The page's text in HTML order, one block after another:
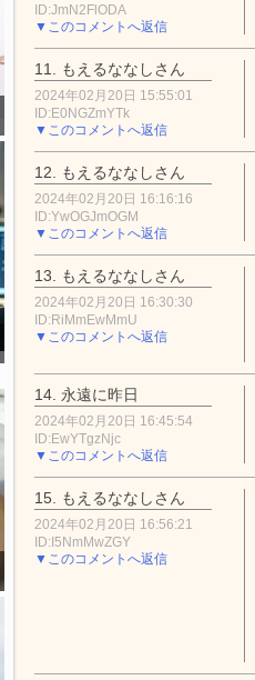
ID:JmN2FlODA
▼このコメントへ返信
11. もえるななしさん
2024年02月20日 15:55:01
ID:E0NGZmYTk
▼このコメントへ返信
12. もえるななしさん
2024年02月20日 16:16:16
ID:YwOGJmOGM
▼このコメントへ返信
13. もえるななしさん
2024年02月20日 16:30:30
ID:RiMmEwMmU
▼このコメントへ返信
14. 永遠に昨日
2024年02月20日 16:45:54
ID:EwYTgzNjc
▼このコメントへ返信
15. もえるななしさん
2024年02月20日 16:56:21
ID:I5NmMwZGY
▼このコメントへ返信